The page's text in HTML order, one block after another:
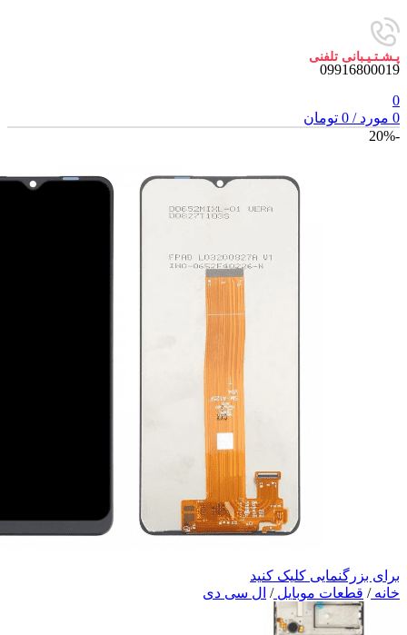
پـشـتـیـبانی تلفنی
09916800019
0
0 مورد /
0 تومان
-20%
برای بزرگنمایی کلیک کنید
خانه/ قطعات موبایل/ ال سی دی